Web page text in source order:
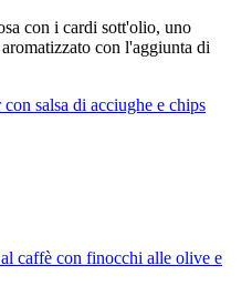
con i cardi sott'olio, uno
con l'aggiunta di
salsa di acciughe e chips
caffè con finocchi alle olive e